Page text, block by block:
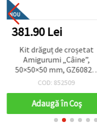
NOU
381.90 Lei
Kit drăguț de croșetat
Amigurumi „Câine”,
50×50×50 mm, GZ6082 –
Perfect pentru proiecte
cadouri lucrate manual și
pasionații de meșteșuguri
COD: 852509
Adaugă în Coş